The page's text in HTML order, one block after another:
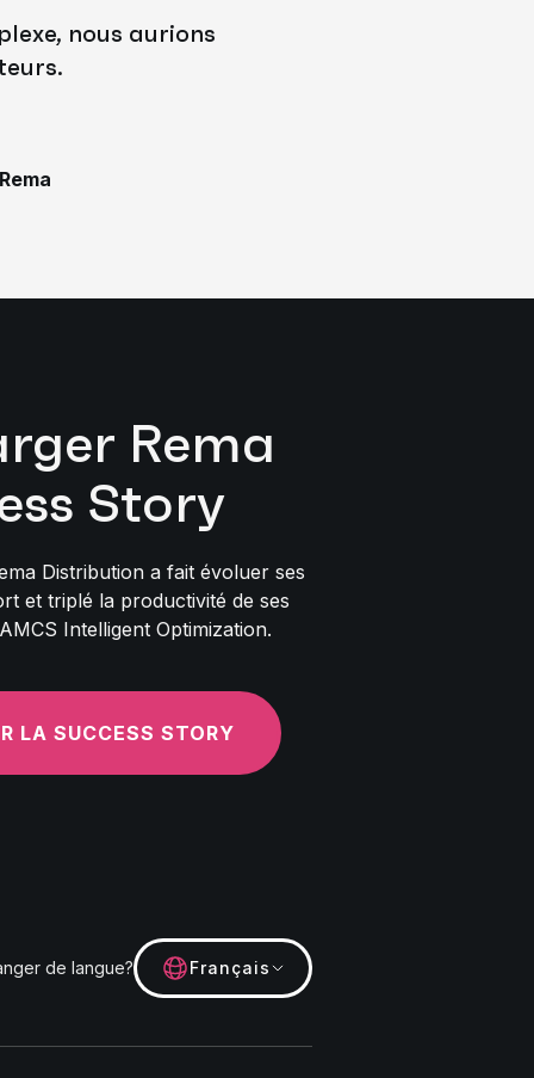
nous aurions
Rema
Story
Distribution a fait évoluer ses
et triplé la productivité de ses
Intelligent Optimization.
LA SUCCESS STORY
de langue? Français